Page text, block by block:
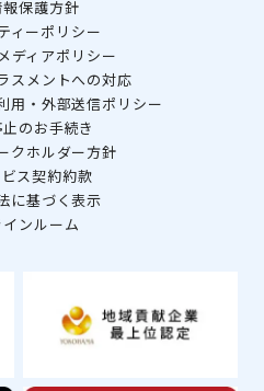
保護方針
ィーポリシー
ディアポリシー
スメントへの対応
用・外部送信ポリシー
のお手続き
クホルダー方針
ス契約約款
に基づく表示
ンルーム